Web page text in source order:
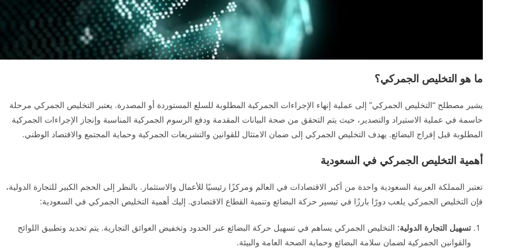
ما هو التخليص الجمركي؟
يشير مصطلح “التخليص الجمركي” إلى عملية إنهاء الإجراءات الجمركية المطلوبة للسلع المستوردة أو المصدرة. يعتبر التخليص الجمركي مرحلة
حاسمة في عملية الاستيراد والتصدير، حيث يتم التحقق من صحة البيانات المقدمة ودفع الرسوم الجمركية المناسبة وإنجاز الإجراءات الجمركية
المطلوبة قبل إفراج البضائع. يهدف التخليص الجمركي إلى ضمان الامتثال للقوانين والتشريعات الجمركية وحماية المجتمع والاقتصاد الوطني.
أهمية التخليص الجمركي في السعودية
تعتبر المملكة العربية السعودية واحدة من أكبر الاقتصادات في العالم ومركزًا رئيسيًا للأعمال والاستثمار. بالنظر إلى الحجم الكبير للتجارة الدولية،
فإن التخليص الجمركي يلعب دورًا بارزًا في تيسير حركة البضائع وتنمية القطاع الاقتصادي. إليك أهمية التخليص الجمركي في السعودية:
تسهيل التجارة الدولية: التخليص الجمركي يساهم في تسهيل حركة البضائع عبر الحدود وتخفيض العوائق التجارية. يتم تحديد وتطبيق اللوائح
والقوانين الجمركية لضمان سلامة البضائع وحماية الصحة العامة والبيئة.